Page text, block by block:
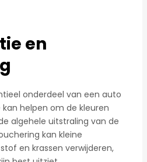
en
onderdeel van een auto
helpen om de kleuren
algehele uitstraling van de
kan kleine
en krassen verwijderen,